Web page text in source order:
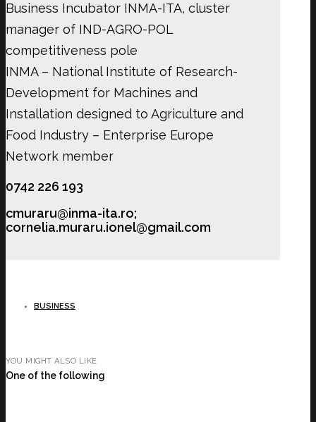
Business Incubator INMA-ITA, cluster
manager of IND-AGRO-POL
competitiveness pole
INMA – National Institute of Research-
Development for Machines and
Installation designed to Agriculture and
Food Industry – Enterprise Europe
Network member
0742 226 193
cmuraru@inma-ita.ro;
cornelia.muraru.ionel@gmail.com
BUSINESS
YOU MIGHT ALSO LIKE
One of the following